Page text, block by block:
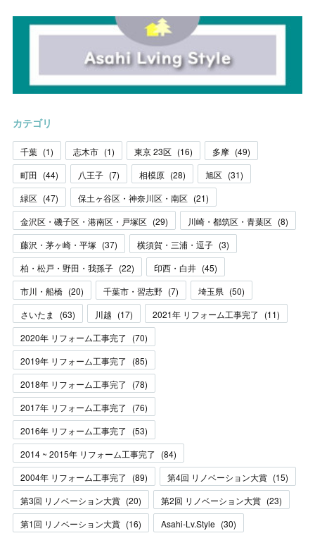
カテゴリ
千葉 (1) 志木市 (1) 東京 23区 (16) 多摩 (49)
町田 (44) 八王子 (7) 相模原 (28) 旭区 (31)
緑区 (47) 保土ヶ谷区・神奈川区・南区 (21)
金沢区・磯子区・港南区・戸塚区 (29) 川崎・都筑区・青葉区 (8)
藤沢・茅ヶ崎・平塚 (37) 横須賀・三浦・逗子 (3)
柏・松戸・野田・我孫子 (22) 印西・白井 (45)
市川・船橋 (20) 千葉市・習志野 (7) 埼玉県 (50)
さいたま
(63) 川越 (17) 2021年 リフォーム工事完了 (11)
2020年 リフォーム工事完了
(70)
2019年 リフォーム工事完了
(85)
2018年 リフォーム工事完了
(78)
2017年 リフォーム工事完了
(76)
2016年 リフォーム工事完了
(53)
2014 ~ 2015年 リフォーム工事完了
(84)
2004年 リフォーム工事完了
(89) 第4回 リノベーション大賞 (15)
第3回 リノベーション大賞 (20) 第2回 リノベーション大賞 (23)
第1回 リノベーション大賞 (16) Asahi-Lv.Style (30)